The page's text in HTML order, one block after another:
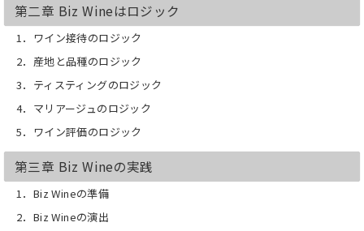
第二章 Biz Wineはロジック
1．ワイン接待のロジック
2．産地と品種のロジック
3．ティスティングのロジック
4．マリアージュのロジック
5．ワイン評価のロジック
第三章 Biz Wineの実践
1．Biz Wineの準備
2．Biz Wineの演出